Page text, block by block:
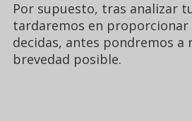
Por supuesto, tras analizar
tardaremos en proporcionar
decidas, antes pondremos
brevedad posible.